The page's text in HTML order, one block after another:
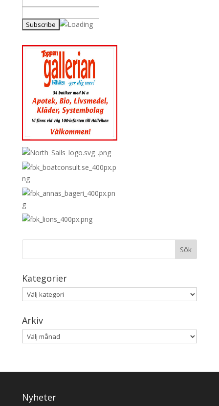
Kategorier
Kategorier
Arkiv
Arkiv
Nyheter